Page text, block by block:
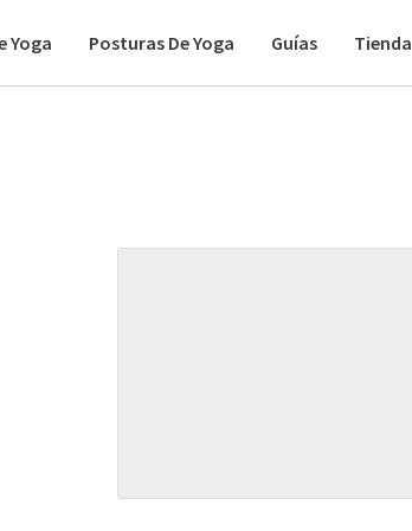
Yoga Posturas De Yoga Guías Tienda